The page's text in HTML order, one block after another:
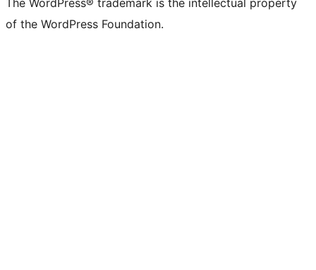
The WordPress® trademark is the intellectual property
of the WordPress Foundation.